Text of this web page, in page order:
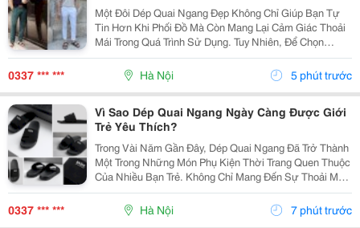
Một Đôi Dép Quai Ngang Đẹp Không Chỉ Giúp Bạn Tự
Tin Hơn Khi Phối Đồ Mà Còn Mang Lại Cảm Giác Thoải
Mái Trong Quá Trình Sử Dụng. Tuy Nhiên, Để Chọn
Được Sản Phẩm Phù Hợp Không Phải Ai Cũng Biết.
Dưới Đây Là Một Vài Kinh Nghiệm Đơn Giản Bạn Có
Thể Áp...
0337 *** *** Hà Nội 5 phút trước
Vì Sao Dép Quai Ngang Ngày Càng Được Giới
Trẻ Yêu Thích?
Trong Vài Năm Gần Đây, Dép Quai Ngang Đã Trở Thành
Một Trong Những Món Phụ Kiện Thời Trang Quen Thuộc
Của Nhiều Bạn Trẻ. Không Chỉ Mang Đến Sự Thoải Mái
Khi Di Chuyển, Kiểu Dép Này Còn Giúp Người Mang Dễ
Dàng Phối Hợp Với Nhiều Phong Cách Khác Nhau,...
0337 *** *** Hà Nội 7 phút trước